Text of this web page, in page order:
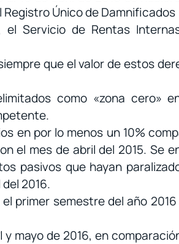
Único de Damnificados
Servicio de Rentas
que el valor de estos
como «zona cero»
en por lo menos un 10%
el mes de abril del 2015. Se
pasivos que hayan
2016.
primer semestre del año
mayo de 2016, en